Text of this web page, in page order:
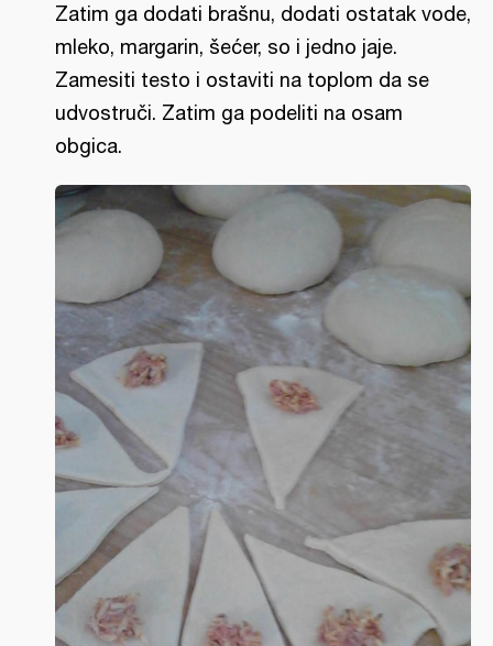
Zatim ga dodati brašnu, dodati ostatak vode,
mleko, margarin, šećer, so i jedno jaje.
Zamesiti testo i ostaviti na toplom da se
udvostruči. Zatim ga podeliti na osam
obgica.